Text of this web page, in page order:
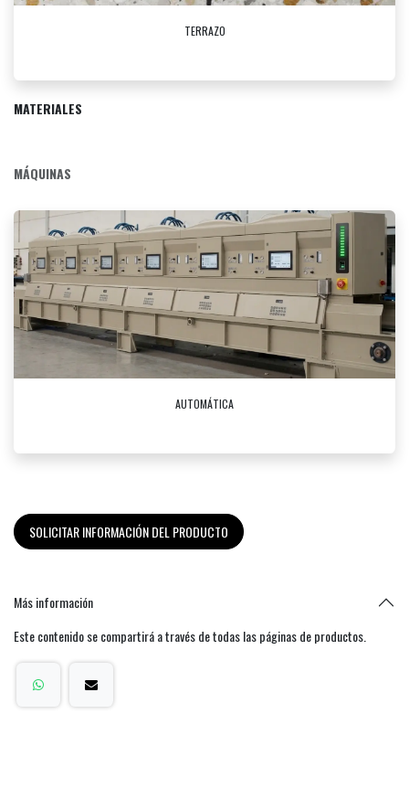
TERRAZO
MATERIALES
MÁQUINAS
AUTOMÁTICA
SOLICITAR INFORMACIÓN DEL PRODUCTO
Más información
Este contenido se compartirá a través de todas las páginas de productos.